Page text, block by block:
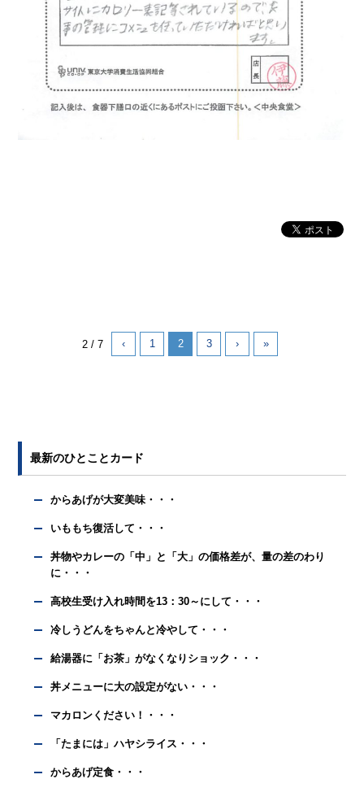
2 / 7 ‹ 1 2 3 › »
最新のひとことカード
からあげが大変美味・・・
いももち復活して・・・
丼物やカレーの「中」と「大」の価格差が、量の差のわり
に・・・
高校生受け入れ時間を13：30～にして・・・
冷しうどんをちゃんと冷やして・・・
給湯器に「お茶」がなくなりショック・・・
丼メニューに大の設定がない・・・
マカロンください！・・・
「たまには」ハヤシライス・・・
からあげ定食・・・